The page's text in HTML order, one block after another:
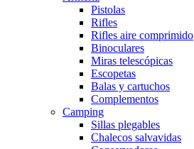
Pistolas
Rifles
Rifles aire comprimido
Binoculares
Miras telescópicas
Escopetas
Balas y cartuchos
Complementos
Camping
Sillas plegables
Chalecos salvavidas